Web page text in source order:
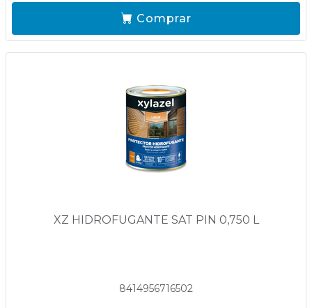
Comprar
XZ HIDROFUGANTE SAT PIN 0,750 L
8414956716502